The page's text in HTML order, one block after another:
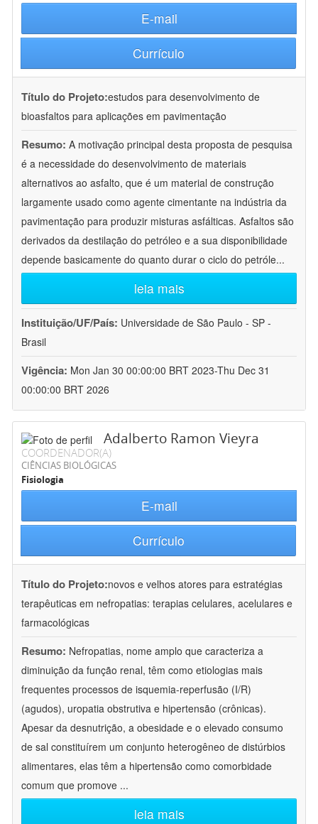
E-mail
Currículo
Título do Projeto:estudos para desenvolvimento de
bioasfaltos para aplicações em pavimentação
Resumo: A motivação principal desta proposta de pesquisa
é a necessidade do desenvolvimento de materiais
alternativos ao asfalto, que é um material de construção
largamente usado como agente cimentante na indústria da
pavimentação para produzir misturas asfálticas. Asfaltos são
derivados da destilação do petróleo e a sua disponibilidade
depende basicamente do quanto durar o ciclo do petróle...
leia mais
Instituição/UF/País: Universidade de São Paulo - SP -
Brasil
Vigência: Mon Jan 30 00:00:00 BRT 2023-Thu Dec 31
00:00:00 BRT 2026
Adalberto Ramon Vieyra
COORDENADOR(A)
CIÊNCIAS BIOLÓGICAS
Fisiologia
E-mail
Currículo
Título do Projeto:novos e velhos atores para estratégias
terapêuticas em nefropatias: terapias celulares, acelulares e
farmacológicas
Resumo: Nefropatias, nome amplo que caracteriza a
diminuição da função renal, têm como etiologias mais
frequentes processos de isquemia-reperfusão (I/R)
(agudos), uropatia obstrutiva e hipertensão (crônicas).
Apesar da desnutrição, a obesidade e o elevado consumo
de sal constituírem um conjunto heterogêneo de distúrbios
alimentares, elas têm a hipertensão como comorbidade
comum que promove ...
leia mais